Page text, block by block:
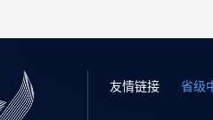
友情链接 省级